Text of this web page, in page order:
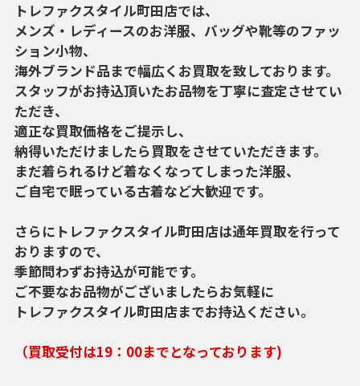
トレファクスタイル町田店では、
メンズ・レディースのお洋服、バッグや靴等のファッ
ション小物、
海外ブランド品まで幅広くお買取を致しております。
スタッフがお持込頂いたお品物を丁寧に査定させてい
ただき、
適正な買取価格をご提示し、
納得いただけましたら買取をさせていただきます。
まだ着られるけど着なくなってしまった洋服、
ご自宅で眠っている古着など大歓迎です。
さらにトレファクスタイル町田店は通年買取を行って
おりますので、
季節問わずお持込が可能です。
ご不要なお品物がございましたらお気軽に
トレファクスタイル町田店までお持込ください。
（買取受付は19：00までとなっております)